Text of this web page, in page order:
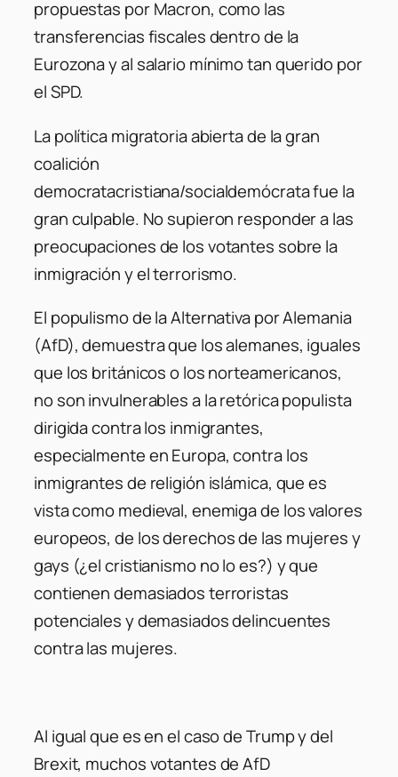
propuestas por Macron, como las
transferencias fiscales dentro de la
Eurozona y al salario mínimo tan querido por
el SPD.
La política migratoria abierta de la gran
coalición
democratacristiana/socialdemócrata fue la
gran culpable. No supieron responder a las
preocupaciones de los votantes sobre la
inmigración y el terrorismo.
El populismo de la Alternativa por Alemania
(AfD), demuestra que los alemanes, iguales
que los británicos o los norteamericanos,
no son invulnerables a la retórica populista
dirigida contra los inmigrantes,
especialmente en Europa, contra los
inmigrantes de religión islámica, que es
vista como medieval, enemiga de los valores
europeos, de los derechos de las mujeres y
gays (¿el cristianismo no lo es?) y que
contienen demasiados terroristas
potenciales y demasiados delincuentes
contra las mujeres.
Al igual que es en el caso de Trump y del
Brexit, muchos votantes de AfD